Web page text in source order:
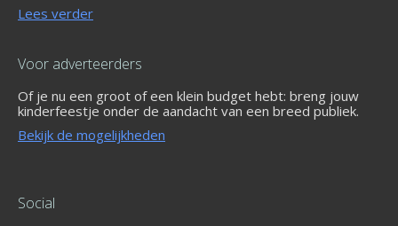
Lees verder
Voor adverteerders
Of je nu een groot of een klein budget hebt: breng jouw
kinderfeestje onder de aandacht van een breed publiek.
Bekijk de mogelijkheden
Social